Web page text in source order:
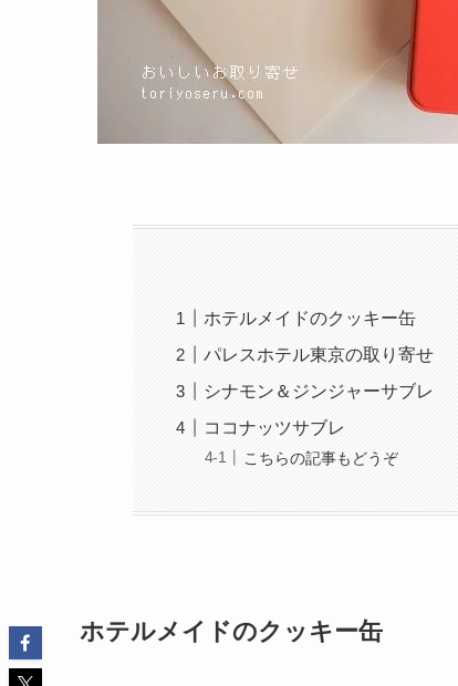
ホテルメイドのクッキー缶
パレスホテル東京の取り寄せ
シナモン＆ジンジャーサブレ
ココナッツサブレ
こちらの記事もどうぞ
ホテルメイドのクッキー缶